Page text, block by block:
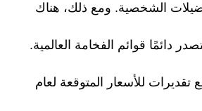
الشخصية. ومع ذلك، هناك
دائمًا قوائم الفخامة العالمية.
تقديرات للأسعار المتوقعة لعام